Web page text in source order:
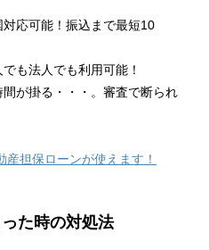
応可能！振込まで最短10
も法人でも利用可能！
が掛る・・・。審査で断られ
担保ローンが使えます！
た時の対処法